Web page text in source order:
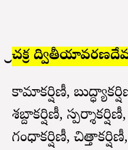
శ్రీచక్ర
కామాకర్షిణీ,
శబ్దాకర్షిణీ,
గంధాకర్షిణీ,